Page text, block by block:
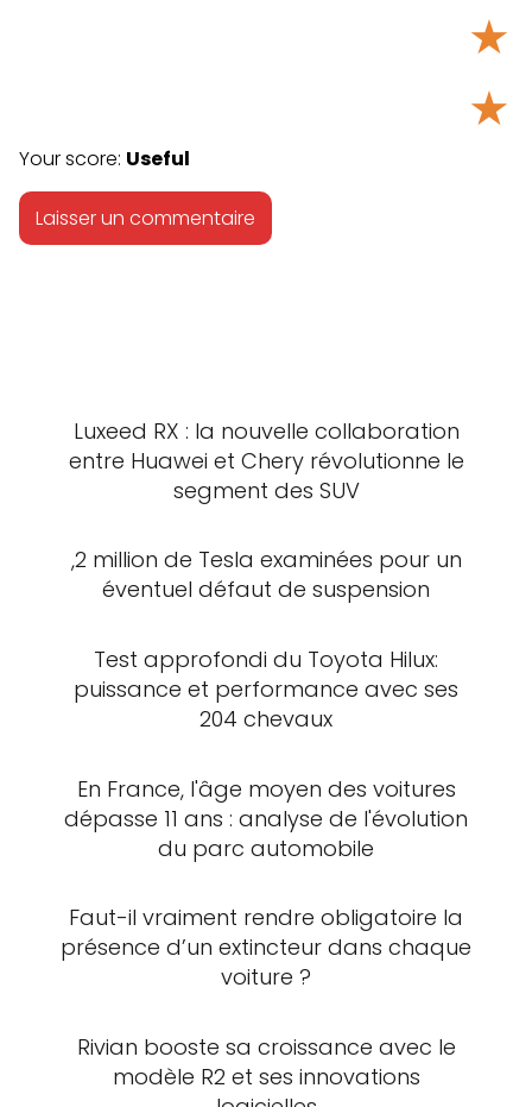
★
★
Your score: Useful
Luxeed RX : la nouvelle collaboration
entre Huawei et Chery révolutionne le
segment des SUV
,2 million de Tesla examinées pour un
éventuel défaut de suspension
Test approfondi du Toyota Hilux:
puissance et performance avec ses
204 chevaux
En France, l'âge moyen des voitures
dépasse 11 ans : analyse de l'évolution
du parc automobile
Faut-il vraiment rendre obligatoire la
présence d’un extincteur dans chaque
voiture ?
Rivian booste sa croissance avec le
modèle R2 et ses innovations